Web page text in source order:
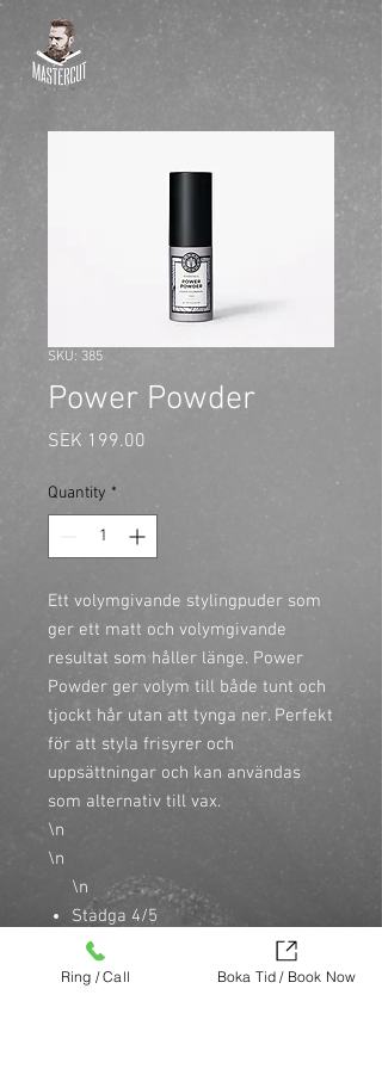
SKU: 385
Power Powder
SEK 199.00
Quantity *
Ett volymgivande stylingpuder som
ger ett matt och volymgivande
resultat som håller länge. Power
Powder ger volym till både tunt och
tjockt hår utan att tynga ner. Perfekt
för att styla frisyrer och
uppsättningar och kan användas
som alternativ till vax.
\n
\n
\n
Stadga 4/5
\n
Silica silylate ger volym och
Ring / Call Boka Tid / Book Now